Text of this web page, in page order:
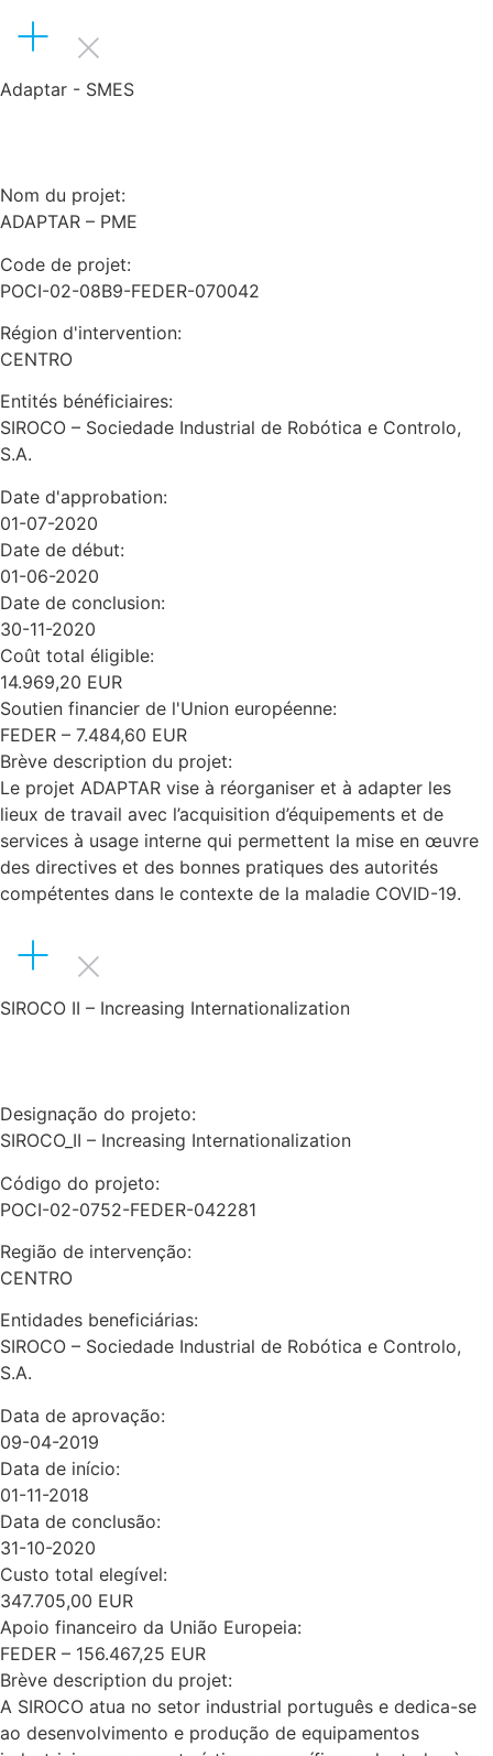
Adaptar - SMES
Nom du projet:
ADAPTAR – PME
Code de projet:
POCI-02-08B9-FEDER-070042
Région d'intervention:
CENTRO
Entités bénéficiaires:
SIROCO – Sociedade Industrial de Robótica e Controlo,
S.A.
Date d'approbation:
01-07-2020
Date de début:
01-06-2020
Date de conclusion:
30-11-2020
Coût total éligible:
14.969,20 EUR
Soutien financier de l'Union européenne:
FEDER – 7.484,60 EUR
Brève description du projet:
Le projet ADAPTAR vise à réorganiser et à adapter les
lieux de travail avec l’acquisition d’équipements et de
services à usage interne qui permettent la mise en œuvre
des directives et des bonnes pratiques des autorités
compétentes dans le contexte de la maladie COVID-19.
SIROCO II – Increasing Internationalization
Designação do projeto:
SIROCO_II – Increasing Internationalization
Código do projeto:
POCI-02-0752-FEDER-042281
Região de intervenção:
CENTRO
Entidades beneficiárias:
SIROCO – Sociedade Industrial de Robótica e Controlo,
S.A.
Data de aprovação:
09-04-2019
Data de início:
01-11-2018
Data de conclusão:
31-10-2020
Custo total elegível:
347.705,00 EUR
Apoio financeiro da União Europeia:
FEDER – 156.467,25 EUR
Brève description du projet:
A SIROCO atua no setor industrial português e dedica-se
ao desenvolvimento e produção de equipamentos